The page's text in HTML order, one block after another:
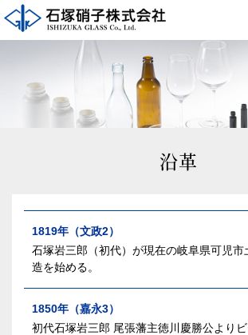
沿革
1819年（文政2）
石塚岩三郎（初代）が現在の岐阜県可児市
造を始める。
1850年（嘉永3）
初代石塚岩三郎 尾張藩主徳川慶勝公より